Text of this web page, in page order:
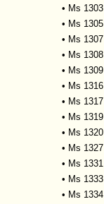
• Ms 1303
• Ms 1305
• Ms 1307
• Ms 1308
• Ms 1309
• Ms 1316
• Ms 1317
• Ms 1319
• Ms 1320
• Ms 1327
• Ms 1331
• Ms 1333
• Ms 1334